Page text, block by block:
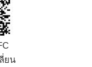
ยน